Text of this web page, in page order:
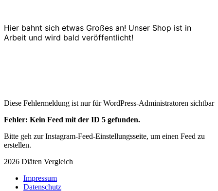
Hier bahnt sich etwas Großes an! Unser Shop ist in
Arbeit und wird bald veröffentlicht!
Diese Fehlermeldung ist nur für WordPress-Administratoren sichtbar
Fehler: Kein Feed mit der ID 5 gefunden.
Bitte geh zur Instagram-Feed-Einstellungsseite, um einen Feed zu
erstellen.
2026 Diäten Vergleich
Impressum
Datenschutz